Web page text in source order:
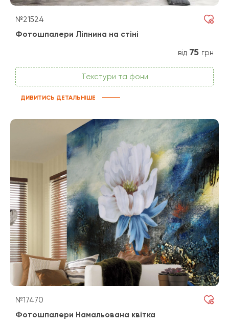
№21524
Фотошпалери Ліпнина на стіні
від 75 грн
Текстури та фони
ДИВИТИСЬ ДЕТАЛЬНІШЕ
№17470
Фотошпалери Намальована квітка